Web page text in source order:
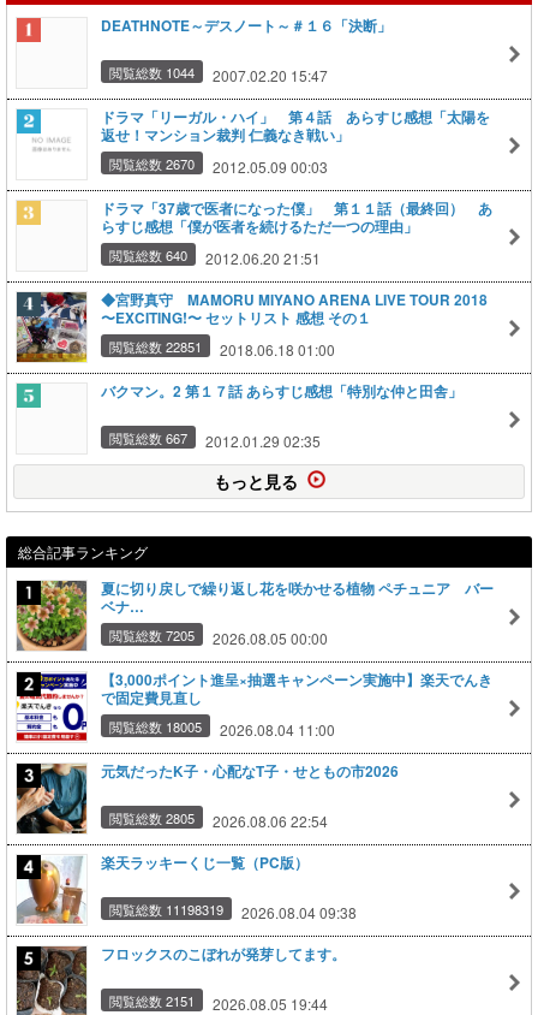
DEATHNOTE～デスノート～＃１６「決断」
閲覧総数 1044 2007.02.20 15:47
ドラマ「リーガル・ハイ」 第４話 あらすじ感想「太陽を
返せ！マンション裁判 仁義なき戦い」
閲覧総数 2670 2012.05.09 00:03
ドラマ「37歳で医者になった僕」 第１１話（最終回） あ
らすじ感想「僕が医者を続けるただ一つの理由」
閲覧総数 640 2012.06.20 21:51
◆宮野真守 MAMORU MIYANO ARENA LIVE TOUR 2018
〜EXCITING!〜 セットリスト 感想 その１
閲覧総数 22851 2018.06.18 01:00
バクマン。2 第１７話 あらすじ感想「特別な仲と田舎」
閲覧総数 667 2012.01.29 02:35
もっと見る
総合記事ランキング
夏に切り戻しで繰り返し花を咲かせる植物 ペチュニア バー
ベナ…
閲覧総数 7205 2026.08.05 00:00
【3,000ポイント進呈×抽選キャンペーン実施中】楽天でんき
で固定費見直し
閲覧総数 18005 2026.08.04 11:00
元気だったK子・心配なT子・せともの市2026
閲覧総数 2805 2026.08.06 22:54
楽天ラッキーくじ一覧（PC版）
閲覧総数 11198319 2026.08.04 09:38
フロックスのこぼれが発芽してます。
閲覧総数 2151 2026.08.05 19:44